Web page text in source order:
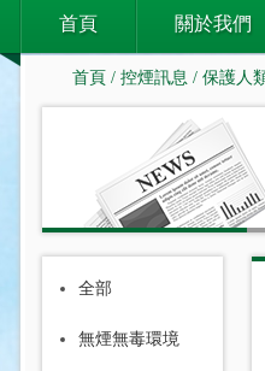
首頁 關於我們
首頁 / 控煙訊息 / 保護人
全部
無煙無毒環境